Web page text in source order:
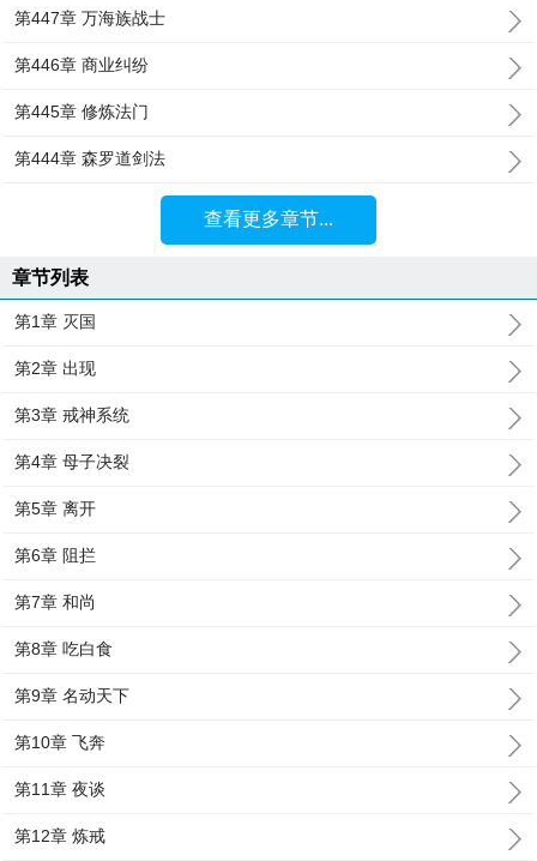
第447章 万海族战士
第446章 商业纠纷
第445章 修炼法门
第444章 森罗道剑法
查看更多章节...
章节列表
第1章 灭国
第2章 出现
第3章 戒神系统
第4章 母子决裂
第5章 离开
第6章 阻拦
第7章 和尚
第8章 吃白食
第9章 名动天下
第10章 飞奔
第11章 夜谈
第12章 炼戒